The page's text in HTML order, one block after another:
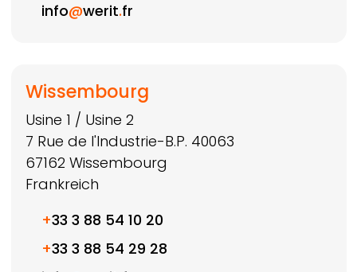
info@werit.fr
Wissembourg
Usine 1 / Usine 2
7 Rue de l'Industrie-B.P. 40063
67162 Wissembourg
Frankreich
+33 3 88 54 10 20
+33 3 88 54 29 28